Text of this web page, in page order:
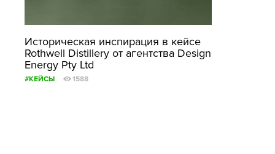
Историческая инспирация в кейсе
Rothwell Distillery от агентства Design
Energy Pty Ltd
#КЕЙСЫ 1588